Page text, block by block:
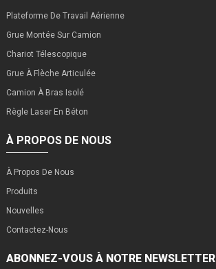
Plateforme De Travail Aérienne
Grue Montée Sur Camion
Chariot Télescopique
Grue À Flèche Articulée
Camion À Bras Isolé
Règle Laser En Béton
À PROPOS DE NOUS
À Propos De Nous
Produits
Nouvelles
Contactez-Nous
ABONNEZ-VOUS À NOTRE NEWSLETTER